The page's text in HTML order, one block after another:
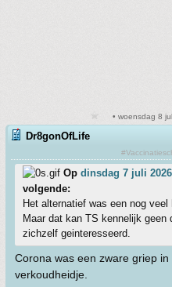
• woensdag 8
Dr8gonOfLife
Op dinsdag 7 juli
volgende:
Het alternatief was een nog
Maar dat kan TS kennelijk
zichzelf geinteresseerd.
Corona was een zware griep
verkoudheidje.